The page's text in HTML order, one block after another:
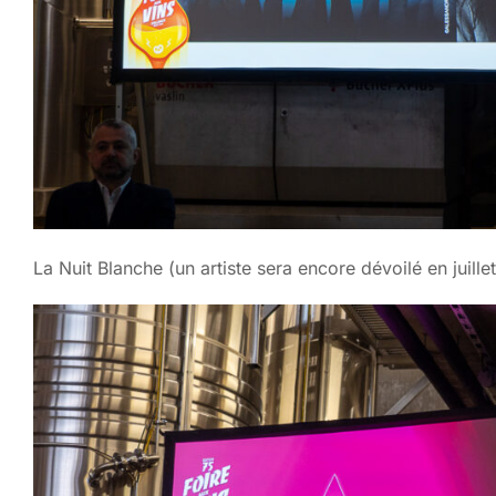
La Nuit Blanche (un artiste sera encore dévoilé en